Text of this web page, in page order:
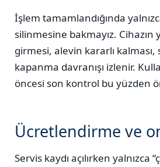
İşlem tamamlandığında
silinmesine bakmayız.
girmesi, alevin kararlı kalması,
kapanma davranışı izlenir.
öncesi son kontrol bu yüzden
Ücretlendirme ve
Servis kaydı açılırken yalnızca